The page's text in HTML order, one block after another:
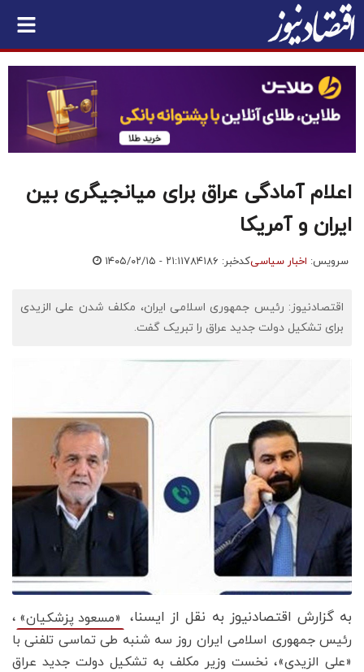
اعلام آمادگی عراق برای میانجیگری بین
ایران و آمریکا
سرویس: اخبار سیاسیکدخبر: ۷۸۴۱۸۶ ۱۴۰۵/۰۲/۱۵ - ۲۱:۱۱
اقتصادنیوز: رئیس جمهوری اسلامی ایران، مکلف شدن علی الزیدی
برای تشکیل دولت جدید عراق را تبریک گفت.
به گزارش اقتصادنیوز به نقل از ایسنا، «مسعود پزشکیان» ،
رئیس جمهوری اسلامی ایران روز سه شنبه طی تماسی تلفنی با
«علی الزیدی»، نخست وزیر مکلف به تشکیل دولت جدید عراق